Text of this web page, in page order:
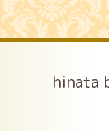
hinata